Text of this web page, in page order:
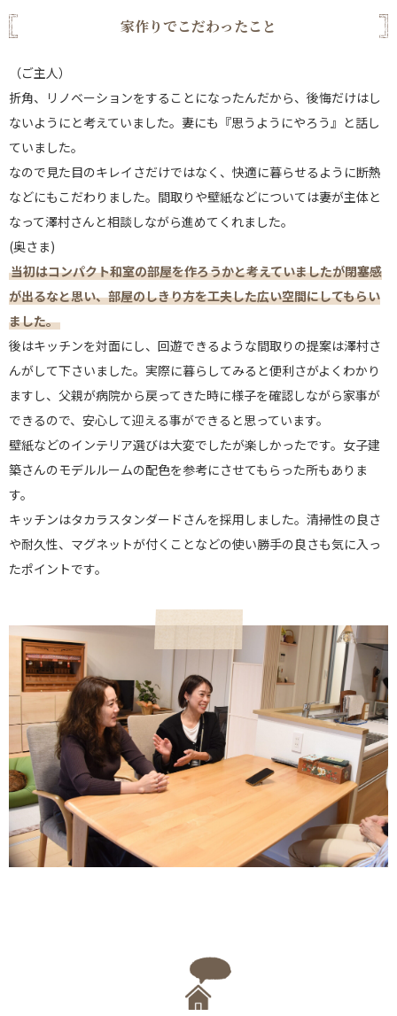
家作りでこだわったこと
（ご主人）
折角、リノベーションをすることになったんだから、後悔だけはし
ないようにと考えていました。妻にも『思うようにやろう』と話し
ていました。
なので見た目のキレイさだけではなく、快適に暮らせるように断熱
などにもこだわりました。間取りや壁紙などについては妻が主体と
なって澤村さんと相談しながら進めてくれました。
(奥さま)
当初はコンパクト和室の部屋を作ろうかと考えていましたが閉塞感
が出るなと思い、部屋のしきり方を工夫した広い空間にしてもらい
ました。
後はキッチンを対面にし、回遊できるような間取りの提案は澤村さ
んがして下さいました。実際に暮らしてみると便利さがよくわかり
ますし、父親が病院から戻ってきた時に様子を確認しながら家事が
できるので、安心して迎える事ができると思っています。
壁紙などのインテリア選びは大変でしたが楽しかったです。女子建
築さんのモデルルームの配色を参考にさせてもらった所もありま
す。
キッチンはタカラスタンダードさんを採用しました。清掃性の良さ
や耐久性、マグネットが付くことなどの使い勝手の良さも気に入っ
たポイントです。